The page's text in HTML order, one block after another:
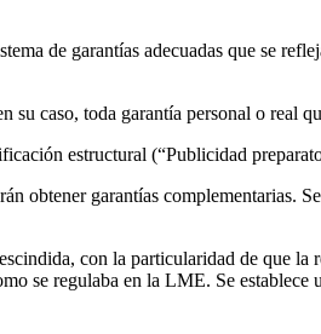
de garantías adecuadas que se
caso, toda garantía personal o real
estructural (“Publicidad
obtener garantías complementarias.
con la particularidad de que la
se regulaba en la LME. Se establece